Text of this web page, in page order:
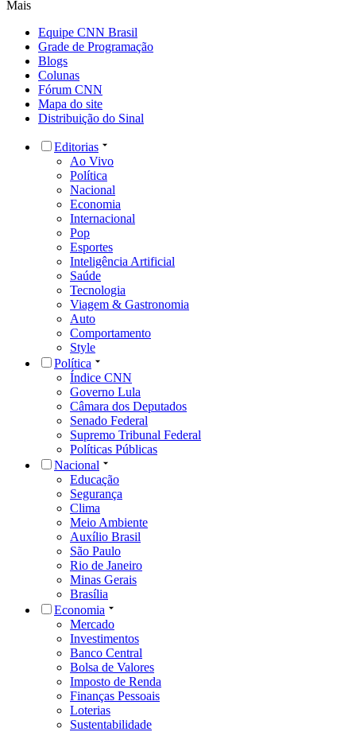
Mais
Equipe CNN Brasil
Grade de Programação
Blogs
Colunas
Fórum CNN
Mapa do site
Distribuição do Sinal
Editorias
Ao Vivo
Política
Nacional
Economia
Internacional
Pop
Esportes
Inteligência Artificial
Saúde
Tecnologia
Viagem & Gastronomia
Auto
Comportamento
Style
Política
Índice CNN
Governo Lula
Câmara dos Deputados
Senado Federal
Supremo Tribunal Federal
Políticas Públicas
Nacional
Educação
Segurança
Clima
Meio Ambiente
Auxílio Brasil
São Paulo
Rio de Janeiro
Minas Gerais
Brasília
Economia
Mercado
Investimentos
Banco Central
Bolsa de Valores
Imposto de Renda
Finanças Pessoais
Loterias
Sustentabilidade